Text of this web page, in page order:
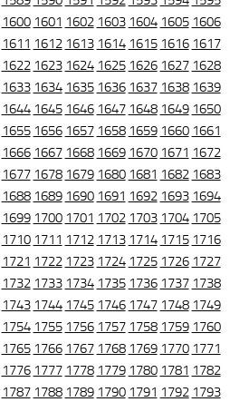
1600 1601 1602 1603 1604 1605 1606
1611 1612 1613 1614 1615 1616 1617
1622 1623 1624 1625 1626 1627 1628
1633 1634 1635 1636 1637 1638 1639
1644 1645 1646 1647 1648 1649 1650
1655 1656 1657 1658 1659 1660 1661
1666 1667 1668 1669 1670 1671 1672
1677 1678 1679 1680 1681 1682 1683
1688 1689 1690 1691 1692 1693 1694
1699 1700 1701 1702 1703 1704 1705
1710 1711 1712 1713 1714 1715 1716
1721 1722 1723 1724 1725 1726 1727
1732 1733 1734 1735 1736 1737 1738
1743 1744 1745 1746 1747 1748 1749
1754 1755 1756 1757 1758 1759 1760
1765 1766 1767 1768 1769 1770 1771
1776 1777 1778 1779 1780 1781 1782
1787 1788 1789 1790 1791 1792 1793